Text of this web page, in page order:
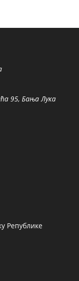
95, Бања Лука
Републике